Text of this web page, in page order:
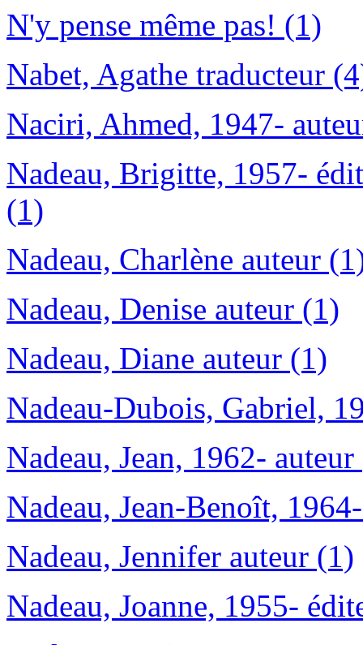
N'y pense même pas! (1)
Nabet, Agathe traducteur
Naciri, Ahmed, 1947-
Nadeau, Brigitte, 1957-
(1)
Nadeau, Charlène auteur
Nadeau, Denise auteur (1)
Nadeau, Diane auteur (1)
Nadeau-Dubois, Gabriel,
Nadeau, Jean, 1962-
Nadeau, Jean-Benoît,
Nadeau, Jennifer auteur (1)
Nadeau, Joanne, 1955-